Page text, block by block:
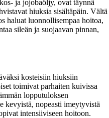
ja jojobaöljy, ovat täynnä
hiuksia sisältäpäin. Vältä
haluat luonnollisempaa hoitoa,
sileän ja suojaavan pinnan,
kosteisiin hiuksiin
toimivat parhaiten kuivissa
lopputuloksen
kevyistä, nopeasti imeytyvistä
intensiiviseen hoitoon.